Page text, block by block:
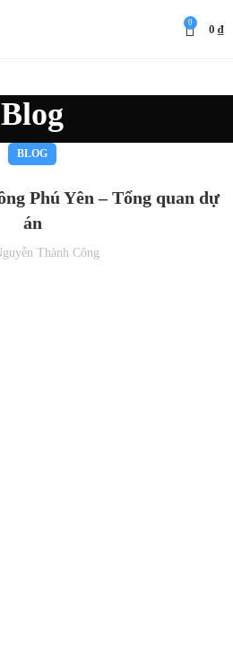
0
0 ₫
Blog
BLOG
Phú Yên – Tổng quan dự
án
Thành Công